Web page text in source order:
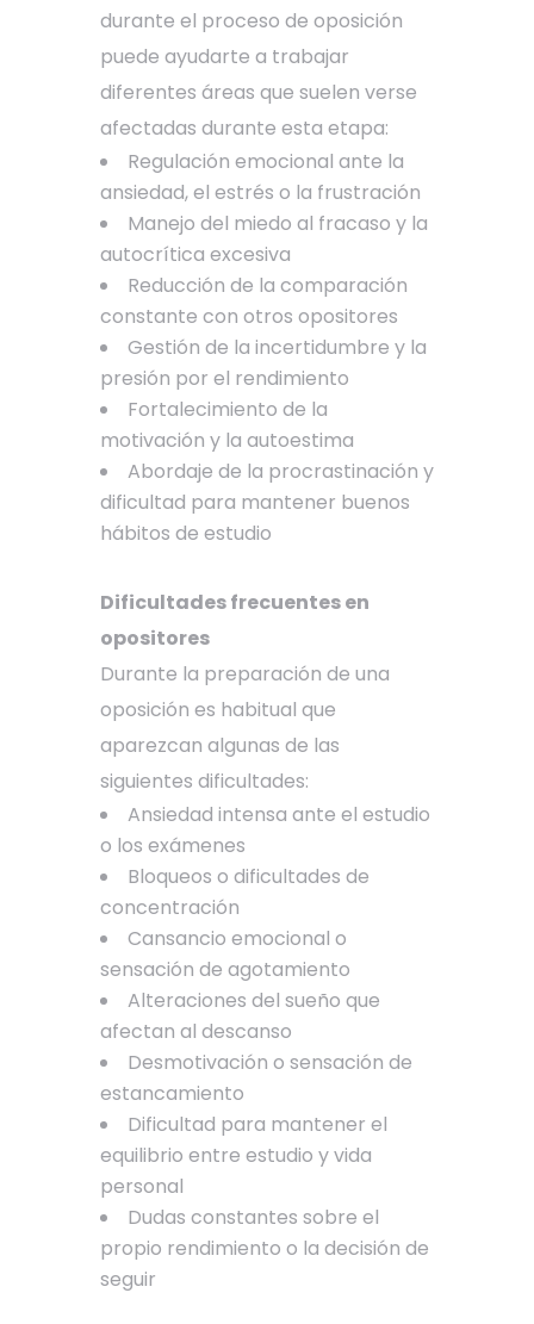
durante el proceso de oposición
puede ayudarte a trabajar
diferentes áreas que suelen verse
afectadas durante esta etapa:
Regulación emocional ante la
ansiedad, el estrés o la frustración
Manejo del miedo al fracaso y la
autocrítica excesiva
Reducción de la comparación
constante con otros opositores
Gestión de la incertidumbre y la
presión por el rendimiento
Fortalecimiento de la
motivación y la autoestima
Abordaje de la procrastinación y
dificultad para mantener buenos
hábitos de estudio
Dificultades frecuentes en
opositores
Durante la preparación de una
oposición es habitual que
aparezcan algunas de las
siguientes dificultades:
Ansiedad intensa ante el estudio
o los exámenes
Bloqueos o dificultades de
concentración
Cansancio emocional o
sensación de agotamiento
Alteraciones del sueño que
afectan al descanso
Desmotivación o sensación de
estancamiento
Dificultad para mantener el
equilibrio entre estudio y vida
personal
Dudas constantes sobre el
propio rendimiento o la decisión de
seguir